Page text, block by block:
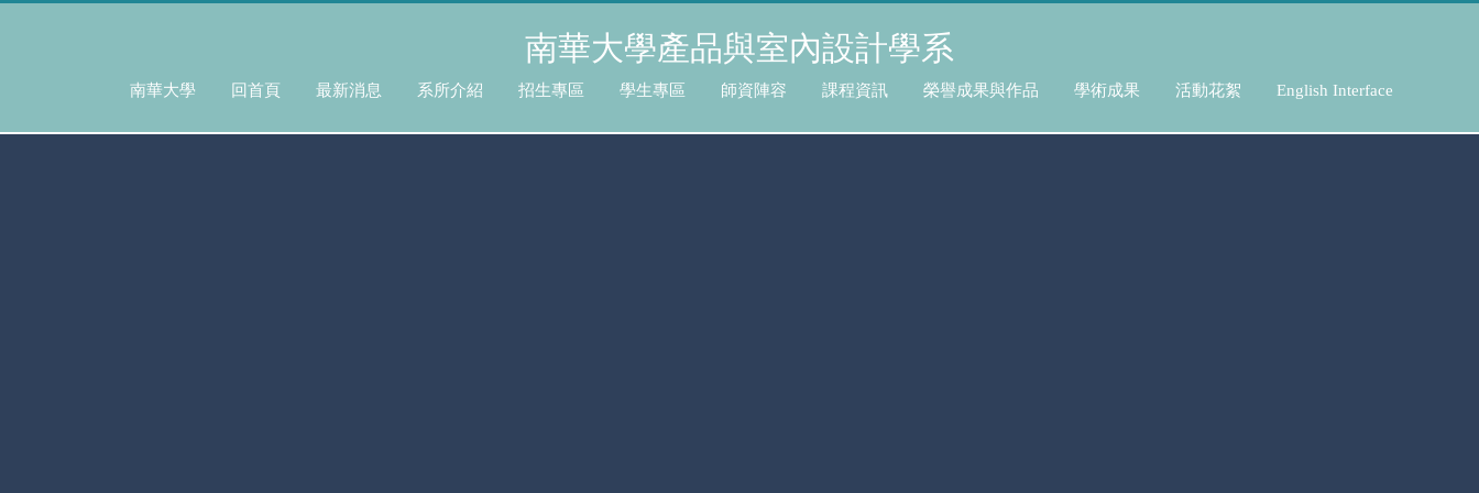
南華大學產品與室內設計學系
南華大學 回首頁 最新消息 系所介紹 招生專區 學生專區 師資陣容 課程資訊 榮譽成果與作品 學術成果 活動花絮 English Interface